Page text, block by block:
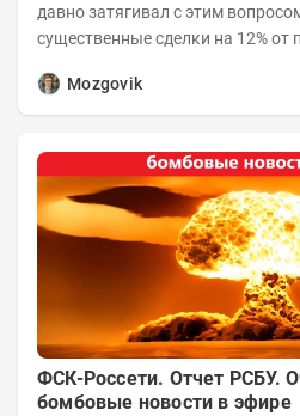
давно затягивал с этим
существенные сделки на 12% от
Mozgovik
ФСК-Россети. Отчет РСБУ.
бомбовые новости в эфире